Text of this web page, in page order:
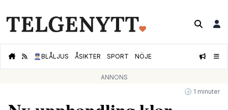
👮🏻‍♂️BLÅLJUS ÅSIKTER SPORT NÖJE
ANNONS
🕝 1 minuter